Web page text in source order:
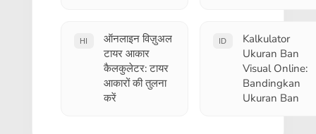
HI
ऑनलाइन विज़ुअल
टायर आकार
कैलकुलेटर: टायर
आकारों की तुलना
करें
ID
Kalkulator
Ukuran Ban
Visual Online:
Bandingkan
Ukuran Ban